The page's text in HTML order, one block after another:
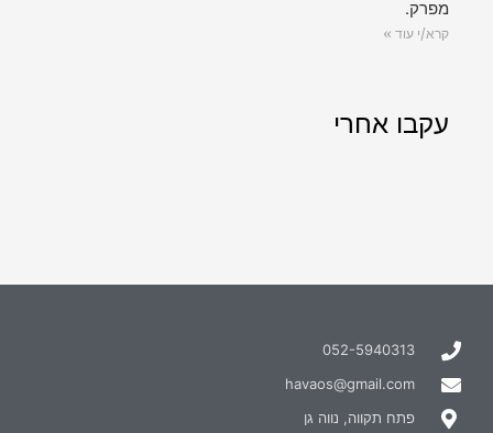
מפרק.
קרא/י עוד »
עקבו אחרי
052-5940313
havaos@gmail.com
פתח תקווה, נווה גן